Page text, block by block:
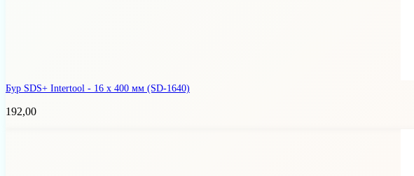
Бур SDS+ Intertool - 16 х 400 мм (SD-1640)
192,00